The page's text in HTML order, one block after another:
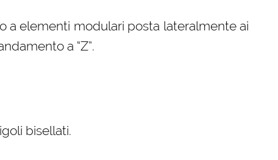
a elementi modulari posta lateralmente ai
a “Z”.
bisellati.